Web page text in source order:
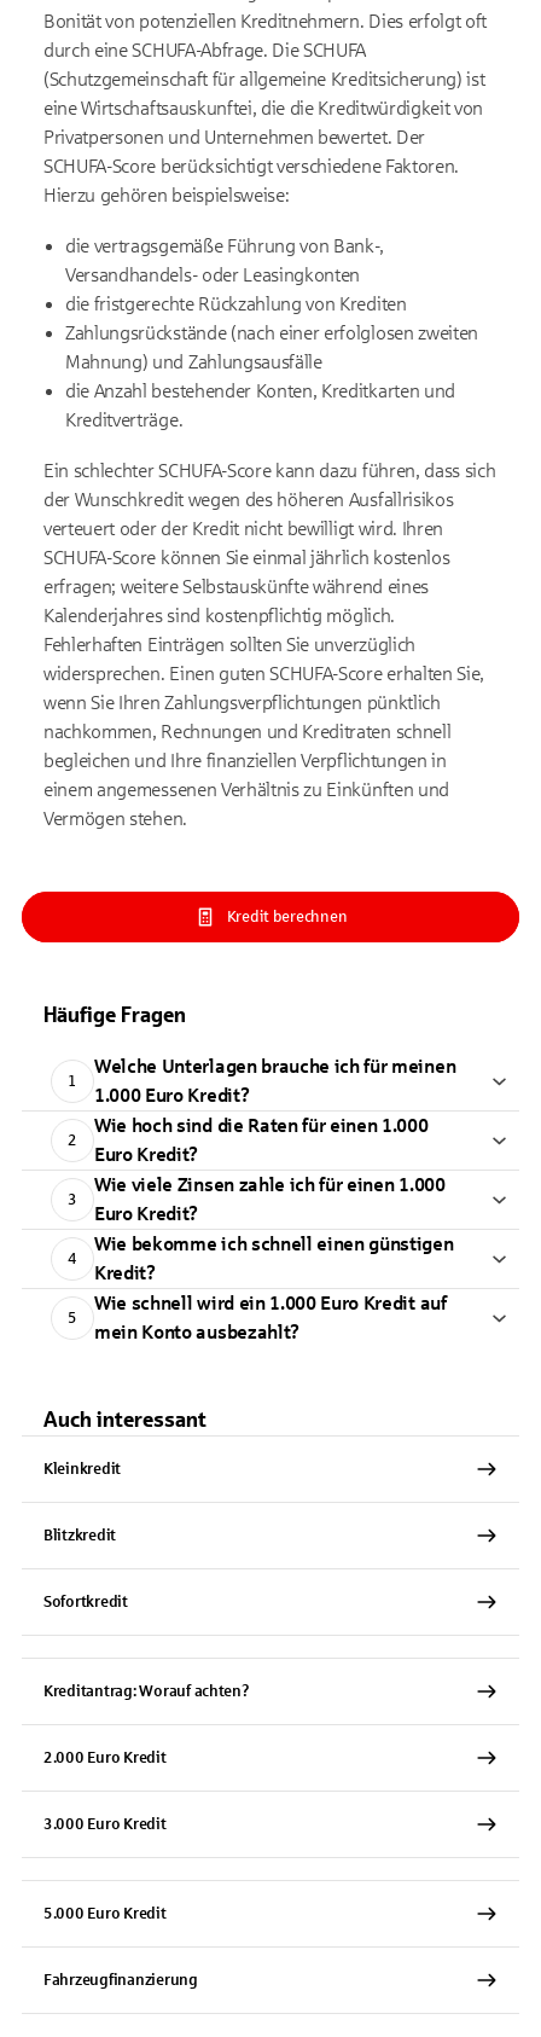
Bonität von potenziellen Kreditnehmern. Dies erfolgt oft
durch eine SCHUFA-Abfrage. Die SCHUFA
(Schutzgemeinschaft für allgemeine Kreditsicherung) ist
eine Wirtschaftsauskunftei, die die Kreditwürdigkeit von
Privatpersonen und Unternehmen bewertet. Der
SCHUFA-Score berücksichtigt verschiedene Faktoren.
Hierzu gehören beispielsweise:
die vertragsgemäße Führung von Bank-,
Versandhandels- oder Leasingkonten
die fristgerechte Rückzahlung von Krediten
Zahlungsrückstände (nach einer erfolglosen zweiten
Mahnung) und Zahlungsausfälle
die Anzahl bestehender Konten, Kreditkarten und
Kreditverträge.
Ein schlechter SCHUFA-Score kann dazu führen, dass sich
der Wunschkredit wegen des höheren Ausfallrisikos
verteuert oder der Kredit nicht bewilligt wird. Ihren
SCHUFA-Score können Sie einmal jährlich kostenlos
erfragen; weitere Selbstauskünfte während eines
Kalenderjahres sind kostenpflichtig möglich.
Fehlerhaften Einträgen sollten Sie unverzüglich
widersprechen. Einen guten SCHUFA-Score erhalten Sie,
wenn Sie Ihren Zahlungsverpflichtungen pünktlich
nachkommen, Rechnungen und Kreditraten schnell
begleichen und Ihre finanziellen Verpflichtungen in
einem angemessenen Verhältnis zu Einkünften und
Vermögen stehen.
Kredit berechnen
Häufige Fragen
1
Welche Unterlagen brauche ich für meinen
1.000 Euro Kredit?
2
Wie hoch sind die Raten für einen 1.000
Euro Kredit?
3
Wie viele Zinsen zahle ich für einen 1.000
Euro Kredit?
4
Wie bekomme ich schnell einen günstigen
Kredit?
5
Wie schnell wird ein 1.000 Euro Kredit auf
mein Konto ausbezahlt?
Auch interessant
Kleinkredit
Blitzkredit
Sofortkredit
Kreditantrag: Worauf achten?
2.000 Euro Kredit
3.000 Euro Kredit
5.000 Euro Kredit
Fahrzeugfinanzierung